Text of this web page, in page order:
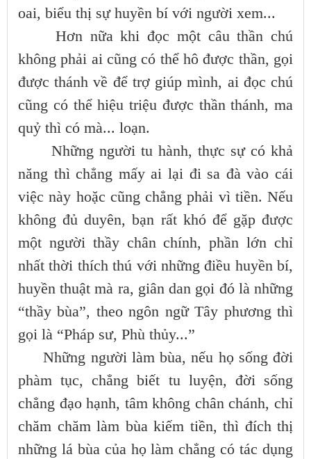
oai, biểu thị sự huyền bí với người xem...
Hơn nữa khi đọc một câu thần chú
không phải ai cũng có thể hô được thần, gọi
được thánh về để trợ giúp mình, ai đọc chú
cũng có thể hiệu triệu được thần thánh, ma
quỷ thì có mà... loạn.
Những người tu hành, thực sự có khả
năng thì chẳng mấy ai lại đi sa đà vào cái
việc này hoặc cũng chẳng phải vì tiền. Nếu
không đủ duyên, bạn rất khó để gặp được
một người thầy chân chính, phần lớn chỉ
nhất thời thích thú với những điều huyền bí,
huyền thuật mà ra, giân dan gọi đó là những
“thầy bùa”, theo ngôn ngữ Tây phương thì
gọi là “Pháp sư, Phù thủy...”
Những người làm bùa, nếu họ sống đời
phàm tục, chẳng biết tu luyện, đời sống
chẳng đạo hạnh, tâm không chân chánh, chỉ
chăm chăm làm bùa kiếm tiền, thì đích thị
những lá bùa của họ làm chẳng có tác dụng